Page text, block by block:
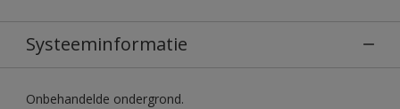
Systeeminformatie
Onbehandelde ondergrond.